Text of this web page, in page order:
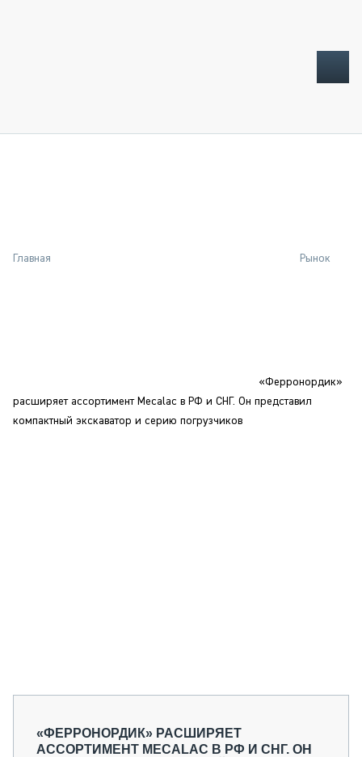
СПЕЦПРОЕКТЫ
МЕРОПРИЯТИЯ
Главная Рынок
«Ферронордик»
расширяет ассортимент Mecalac в РФ и СНГ. Он представил
компактный экскаватор и серию погрузчиков
«ФЕРРОНОРДИК» РАСШИРЯЕТ
АССОРТИМЕНТ MECALAC В РФ И СНГ. ОН